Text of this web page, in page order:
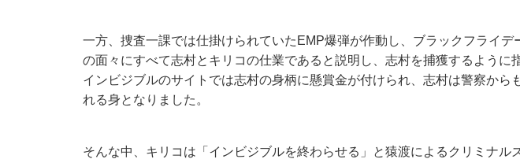
一方、捜査一課では仕掛けられていたEMP爆弾が作動し、ブラックフライデ
の面々にすべて志村とキリコの仕業であると説明し、志村を捕獲するように
インビジブルのサイトでは志村の身柄に懸賞金が付けられ、志村は警察から
れる身となりました。
そんな中、キリコは「インビジブルを終わらせる」と猿渡によるクリミナル